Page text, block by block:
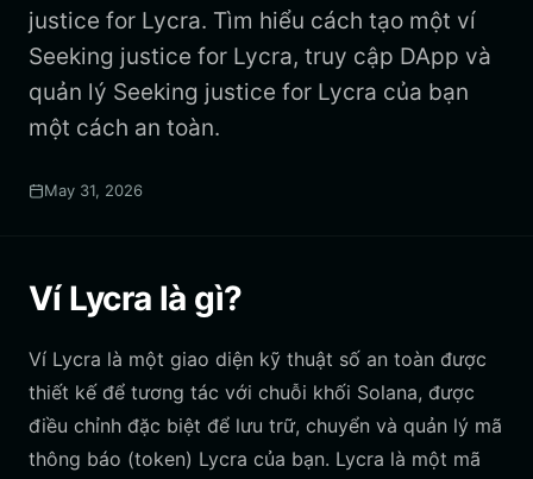
justice for Lycra. Tìm hiểu cách tạo một ví
Seeking justice for Lycra, truy cập DApp và
quản lý Seeking justice for Lycra của bạn
một cách an toàn.
May 31, 2026
Ví Lycra là gì?
Ví Lycra là một giao diện kỹ thuật số an toàn được
thiết kế để tương tác với chuỗi khối Solana, được
điều chỉnh đặc biệt để lưu trữ, chuyển và quản lý mã
thông báo (token) Lycra của bạn. Lycra là một mã